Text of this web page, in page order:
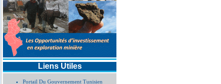
Liens Utiles
Portail Du Gouvernement Tunisien